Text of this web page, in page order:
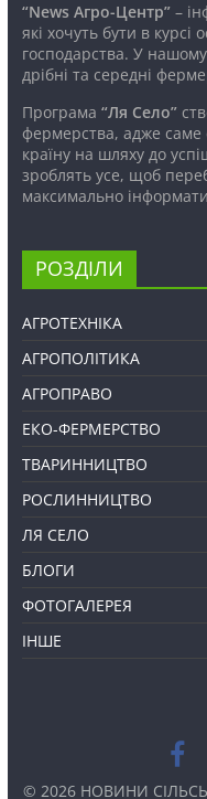
“News Агро-Центр”–
які хочуть бути в курсі
господарства. У
дрібні та середні
Програма “Ля Село”
фермерства, адже саме
країну на шляху до
зроблять усе, щоб
максимально
РОЗДІЛИ
АГРОТЕХНІКА
АГРОПОЛІТИКА
АГРОПРАВО
ЕКО-ФЕРМЕРСТВО
ТВАРИННИЦТВО
РОСЛИННИЦТВО
ЛЯ СЕЛО
БЛОГИ
ФОТОГАЛЕРЕЯ
ІНШЕ
© 2026 НОВИНИ